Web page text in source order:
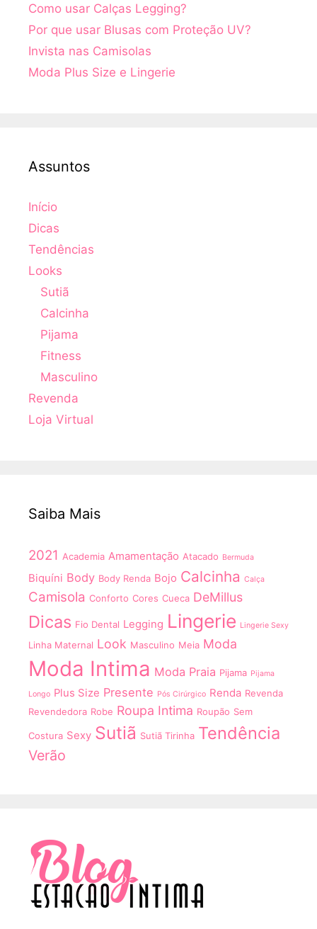
Como usar Calças Legging?
Por que usar Blusas com Proteção UV?
Invista nas Camisolas
Moda Plus Size e Lingerie
Assuntos
Início
Dicas
Tendências
Looks
Sutiã
Calcinha
Pijama
Fitness
Masculino
Revenda
Loja Virtual
Saiba Mais
2021 Academia Amamentação Atacado Bermuda
Biquíni Body Body Renda Bojo Calcinha Calça
Camisola Conforto Cores Cueca DeMillus
Dicas Fio Dental Legging Lingerie Lingerie Sexy
Linha Maternal Look Masculino Meia Moda
Moda Intima Moda Praia Pijama Pijama
Longo Plus Size Presente Pós Cirúrgico Renda Revenda
Revendedora Robe Roupa Intima Roupão Sem
Costura Sexy Sutiã Sutiã Tirinha Tendência
Verão